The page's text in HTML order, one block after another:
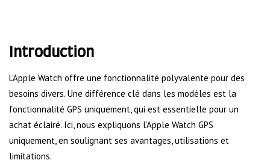
Introduction
L’Apple Watch offre une fonctionnalité polyvalente pour des
besoins divers. Une différence clé dans les modèles est la
fonctionnalité GPS uniquement, qui est essentielle pour un
achat éclairé. Ici, nous expliquons l’Apple Watch GPS
uniquement, en soulignant ses avantages, utilisations et
limitations.